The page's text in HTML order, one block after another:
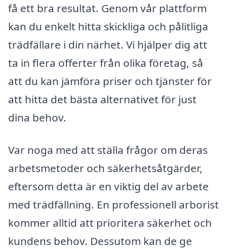
få ett bra resultat. Genom vår plattform
kan du enkelt hitta skickliga och pålitliga
trädfällare i din närhet. Vi hjälper dig att
ta in flera offerter från olika företag, så
att du kan jämföra priser och tjänster för
att hitta det bästa alternativet för just
dina behov.
Var noga med att ställa frågor om deras
arbetsmetoder och säkerhetsåtgärder,
eftersom detta är en viktig del av arbete
med trädfällning. En professionell arborist
kommer alltid att prioritera säkerhet och
kundens behov. Dessutom kan de ge